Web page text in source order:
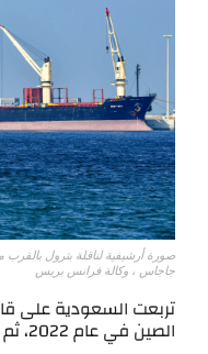
صورة أرشيفية لناقلة بترول
جاجاس ، وكالة فرانس بريس
تربعت السعودية على
الصين في عام 2022، ثم جائت روسيا في المرتبة الثانية.